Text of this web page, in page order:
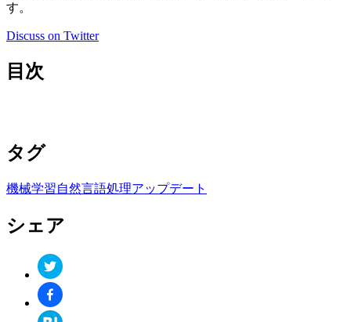
す。
Discuss on Twitter
目次
タグ
機械学習自然言語処理アップデート
シェア